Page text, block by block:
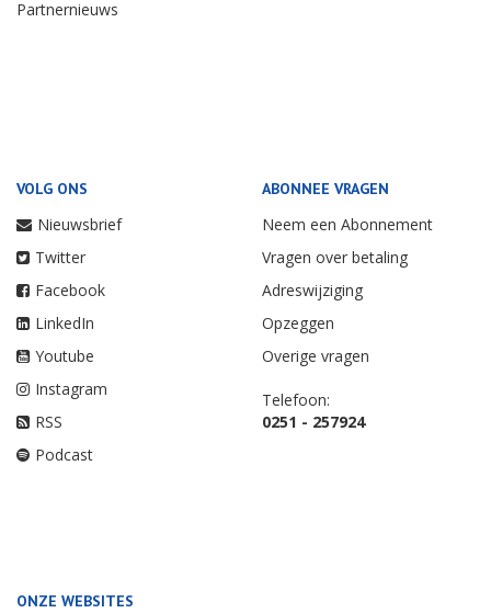
Partnernieuws
VOLG ONS
Nieuwsbrief
Twitter
Facebook
LinkedIn
Youtube
Instagram
RSS
Podcast
ABONNEE VRAGEN
Neem een Abonnement
Vragen over betaling
Adreswijziging
Opzeggen
Overige vragen
Telefoon:
0251 - 257924
ONZE WEBSITES